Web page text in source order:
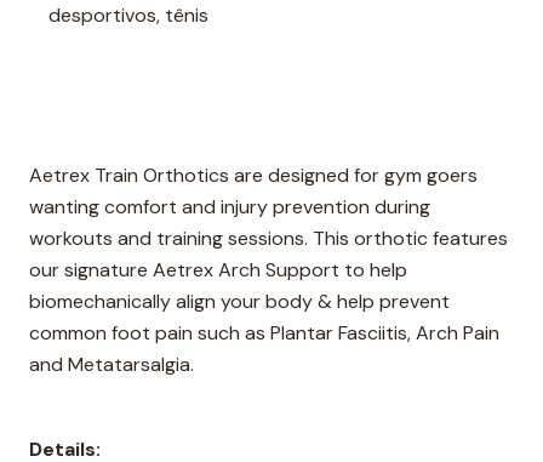
desportivos, tênis
Aetrex Train Orthotics are designed for gym goers
wanting comfort and injury prevention during
workouts and training sessions. This orthotic features
our signature Aetrex Arch Support to help
biomechanically align your body & help prevent
common foot pain such as Plantar Fasciitis, Arch Pain
and Metatarsalgia.
Details: